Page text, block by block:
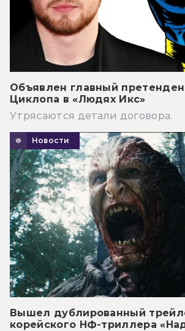
Объявлен главный
Циклопа в «Людях Икс»
Утрясаются детали договора.
Новости
Вышел дублированный
корейского НФ-триллера